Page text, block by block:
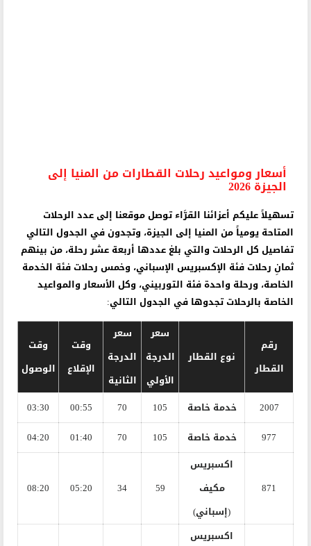
أسعار ومواعيد رحلات القطارات من المنيا إلى
الجيزة 2026
تسهيلاً عليكم أعزائنا القرَّاء توصل موقعنا إلى عدد الرحلات
المتاحة يومياً من المنيا إلى الجيزة، وتجدون في الجدول التالي
تفاصيل كل الرحلات والتي بلغ عددها أربعة عشر رحلة، من بينهم
ثمانِ رحلات فئة الإكسبريس الإسباني، وخمس رحلات فئة الخدمة
الخاصة، ورحلة واحدة فئة التوربيني، وكل الأسعار والمواعيد
الخاصة بالرحلات تجدوها في الجدول التالي:
رقم
القطار
نوع القطار
سعر
الدرجة
الأولي
سعر
الدرجة
الثانية
وقت
الإقلاع
وقت
الوصول
2007 خدمة خاصة 105
70
00:55
03:30
977
خدمة خاصة 105
70
01:40
04:20
871
اكسبريس
مكيف
(إسباني)
59
34
05:20
08:20
اكسبريس